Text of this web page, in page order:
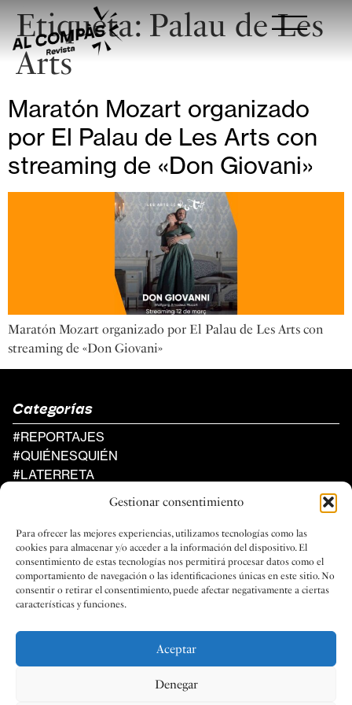
Gestionar consentimiento
Para ofrecer las mejores experiencias, utilizamos tecnologías como las
cookies para almacenar y/o acceder a la información del dispositivo. El
consentimiento de estas tecnologías nos permitirá procesar datos como el
comportamiento de navegación o las identificaciones únicas en este sitio. No
consentir o retirar el consentimiento, puede afectar negativamente a ciertas
características y funciones.
Aceptar
Denegar
Etiqueta:Palau de Les
Arts
Maratón Mozart organizado
por El Palau de Les Arts con
streaming de «Don Giovani»
Maratón Mozart organizado por El Palau de Les Arts con
streaming de «Don Giovani»
Categorías
#REPORTAJES
#QUIÉNESQUIÉN
#LATERRETA
UN PROYECTO DE LA FEDERACIÓN
DE SOCIEDADES MUSICALES
DE LA COMUNIDAD VALENCIANA
Social Legal
PRIVACIDAD